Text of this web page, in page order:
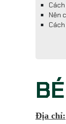
Nên
Địa chỉ: